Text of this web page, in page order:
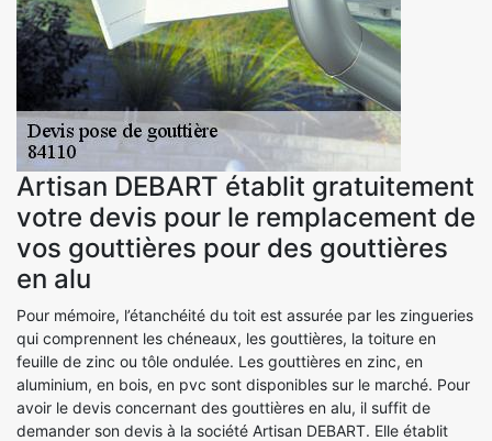
Artisan DEBART établit gratuitement
votre devis pour le remplacement de
vos gouttières pour des gouttières
en alu
Pour mémoire, l’étanchéité du toit est assurée par les zingueries
qui comprennent les chéneaux, les gouttières, la toiture en
feuille de zinc ou tôle ondulée. Les gouttières en zinc, en
aluminium, en bois, en pvc sont disponibles sur le marché. Pour
avoir le devis concernant des gouttières en alu, il suffit de
demander son devis à la société Artisan DEBART. Elle établit